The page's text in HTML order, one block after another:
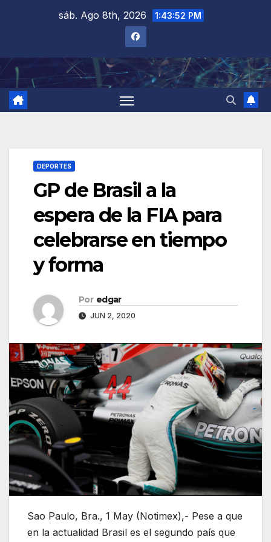
sáb. Ago 8th, 2026 1:43:53 PM
DEPORTES
GP de Brasil a la
espera de la FIA para
celebrarse en tiempo
y forma
Por edgar
JUN 2, 2020
Sao Paulo, Bra., 1 May (Notimex),- Pese a que
en la actualidad Brasil es el segundo país que